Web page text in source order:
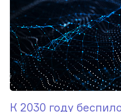
К 2030 году